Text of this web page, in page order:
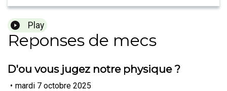
Play
Reponses de mecs
D'ou vous jugez notre physique ?
• mardi 7 octobre 2025